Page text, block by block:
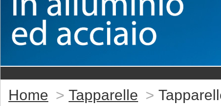
Home Tapparelle